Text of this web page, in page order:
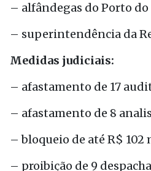
– alfândegas do Porto do
– superintendência da
Medidas judiciais:
– afastamento de 17
– afastamento de 8
– bloqueio de até R$ 102
– proibição de 9